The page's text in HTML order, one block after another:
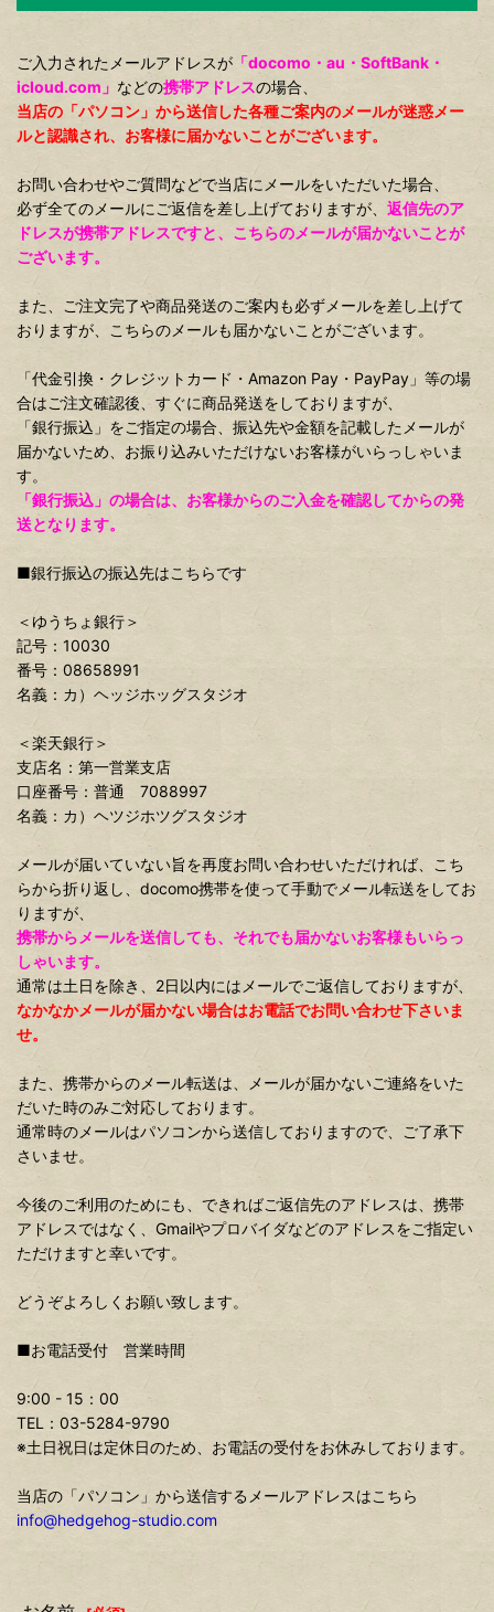
ご入力されたメールアドレスが 「docomo・au・SoftBank・
icloud.com」 などの携帯アドレスの場合、
当店の「パソコン」から送信した各種ご案内のメールが迷惑メー
ルと認識され、お客様に届かないことがございます。
お問い合わせやご質問などで当店にメールをいただいた場合、
必ず全てのメールにご返信を差し上げておりますが、 返信先のア
ドレスが携帯アドレスですと、こちらのメールが届かないことが
ございます。
また、ご注文完了や商品発送のご案内も必ずメールを差し上げて
おりますが、こちらのメールも届かないことがございます。
「代金引換・クレジットカード・Amazon Pay・PayPay」等の場
合はご注文確認後、すぐに商品発送をしておりますが、
「銀行振込」をご指定の場合、振込先や金額を記載したメールが
届かないため、お振り込みいただけないお客様がいらっしゃいま
す。
「銀行振込」の場合は、お客様からのご入金を確認してからの発
送となります。
■銀行振込の振込先はこちらです
＜ゆうちょ銀行＞
記号：10030
番号：08658991
名義：カ）ヘッジホッグスタジオ
＜楽天銀行＞
支店名：第一営業支店
口座番号：普通 7088997
名義：カ）ヘツジホツグスタジオ
メールが届いていない旨を再度お問い合わせいただければ、こち
らから折り返し、docomo携帯を使って手動でメール転送をしてお
りますが、
携帯からメールを送信しても、それでも届かないお客様もいらっ
しゃいます。
通常は土日を除き、2日以内にはメールでご返信しておりますが、
なかなかメールが届かない場合はお電話でお問い合わせ下さいま
せ。
また、携帯からのメール転送は、メールが届かないご連絡をいた
だいた時のみご対応しております。
通常時のメールはパソコンから送信しておりますので、ご了承下
さいませ。
今後のご利用のためにも、できればご返信先のアドレスは、携帯
アドレスではなく、Gmailやプロバイダなどのアドレスをご指定い
ただけますと幸いです。
どうぞよろしくお願い致します。
■お電話受付 営業時間
9:00 - 15：00
TEL：03-5284-9790
※土日祝日は定休日のため、お電話の受付をお休みしております。
当店の「パソコン」から送信するメールアドレスはこちら
info@hedgehog-studio.com